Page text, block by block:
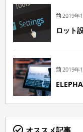
2019年
ロット
2019年